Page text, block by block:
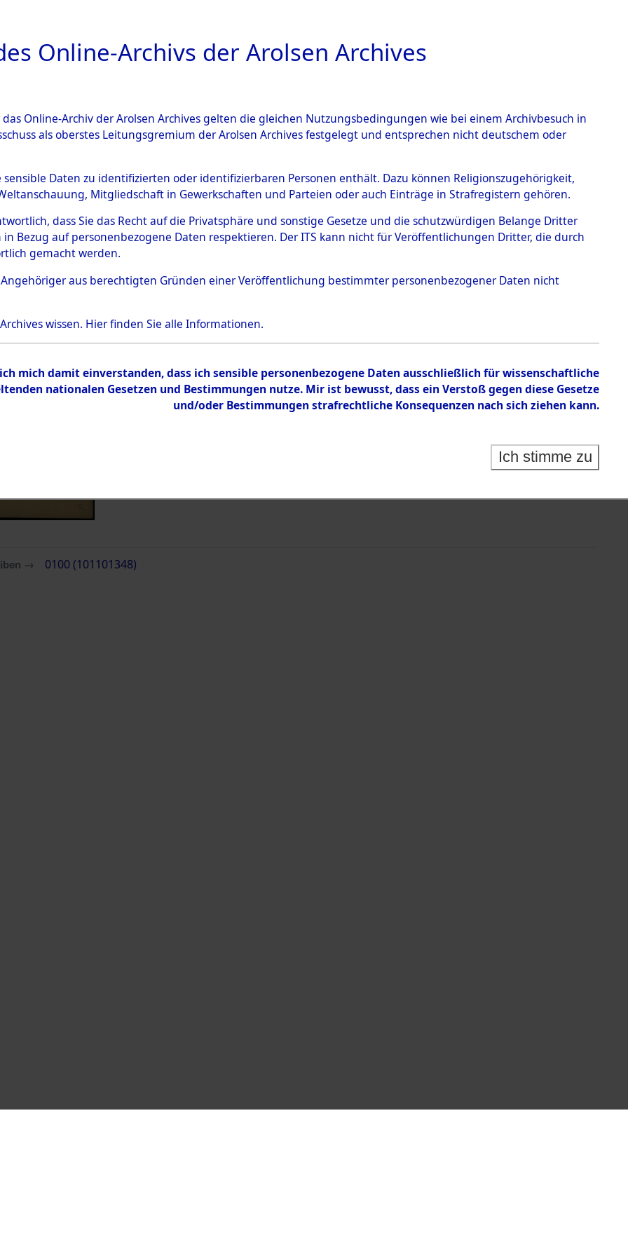
ARCHIVALE ÜBERSICHT BILD
→Kreis Hannover→0100 (101101348)
0100 (101101348)
Übergeordnetes
Niedersachsen
Inhalt
Zur Übersicht
→ 0100 (101101348)
Online-Archivs der Arolsen Archives
Online-Archiv der Arolsen Archives gelten die gleichen Nutzungsbedingungen wie bei einem Archivbesuch in
als oberstes Leitungsgremium der Arolsen Archives festgelegt und entsprechen nicht deutschem oder
sensible Daten zu identifizierten oder identifizierbaren Personen enthält. Dazu können Religionszugehörigkeit,
Mitgliedschaft in Gewerkschaften und Parteien oder auch Einträge in Strafregistern gehören.
dass Sie das Recht auf die Privatsphäre und sonstige Gesetze und die schutzwürdigen Belange Dritter
Bezug auf personenbezogene Daten respektieren. Der ITS kann nicht für Veröffentlichungen Dritter, die durch
gemacht werden.
Angehöriger aus berechtigten Gründen einer Veröffentlichung bestimmter personenbezogener Daten nicht
wissen. Hierfinden Sie alle Informationen.
mich damit einverstanden, dass ich sensible personenbezogene Daten ausschließlich für wissenschaftliche
nationalen Gesetzen und Bestimmungen nutze. Mir ist bewusst, dass ein Verstoß gegen diese Gesetze
und/oder Bestimmungen strafrechtliche Konsequenzen nach sich ziehen kann.
Ich stimme zu